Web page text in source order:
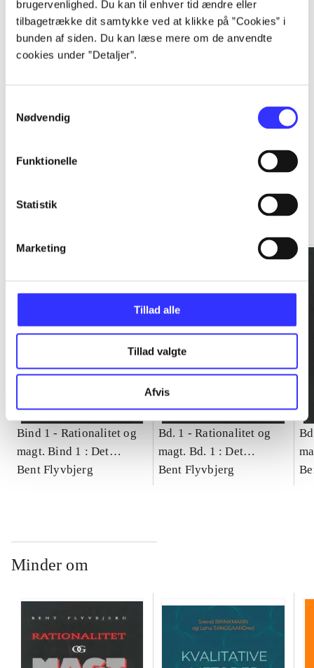
brugervenlighed. Du kan til enhver tid ændre eller
tilbagetrække dit samtykke ved at klikke på ”Cookies” i
bunden af siden. Du kan læse mere om de anvendte
cookies under ”Detaljer”.
Nødvendig
Funktionelle
Statistik
Marketing
Tillad alle
Tillad valgte
Afvis
...
Bind 1 - Rationalitet og
magt. Bind 1 : Det
konkretes videnskab
Bent Flyvbjerg
Bd. 1 -Rationalitet og
magt. Bd. 1 : Det
konkretes videnskab
Bent Flyvbjerg
Minder om